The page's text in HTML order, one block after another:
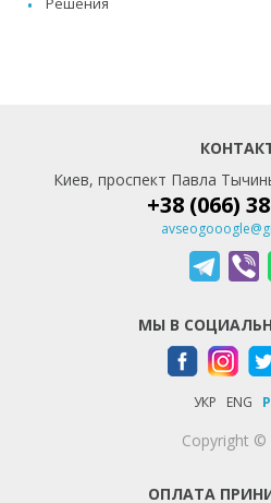
Киев, проспект Павла
+38 (066)
МЫ В
УКР ENG
Copyright ©
ОПЛАТА